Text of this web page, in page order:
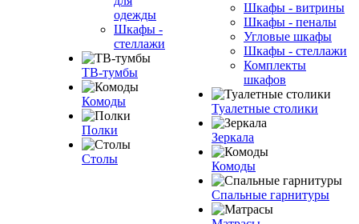
одежды
Шкафы -
стеллажи
ТВ-тумбы
Комоды
Полки
Столы
Шкафы - витрины
Шкафы - пеналы
Угловые шкафы
Шкафы - стеллажи
Комплекты
шкафов
Туалетные столики
Зеркала
Комоды
Спальные гарнитуры